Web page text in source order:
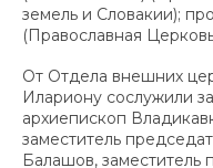
земель и Словакии);
(Православная
От Отдела внешних
Илариону сослужили
архиепископ
заместитель
Балашов,